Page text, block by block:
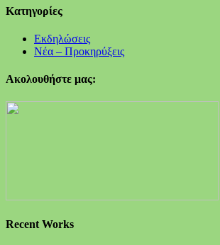
Kατηγορίες
Εκδηλώσεις
Νέα – Προκηρύξεις
Ακολουθήστε μας:
Recent Works